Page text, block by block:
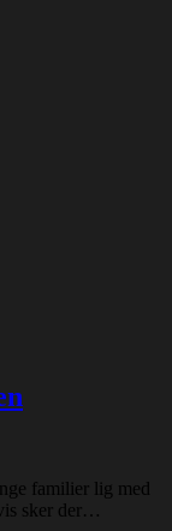
familier lig med
sker der…